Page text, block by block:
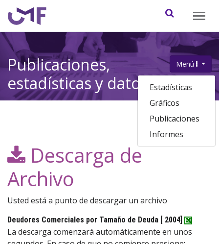
principal
Abrir /
Publicaciones,
estadísticas y datos
Menú .
Estadísticas
Gráficos
Publicaciones
Informes
Descarga de
Archivo
Usted está a punto de descargar un archivo
Deudores Comerciales por Tamaño de Deuda [ 2004]
La descarga comenzará automáticamente en unos